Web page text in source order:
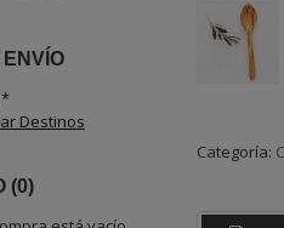
*
Destinos
(0)
Categoría: